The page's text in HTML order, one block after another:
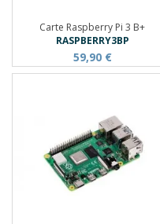
Carte Raspberry Pi 3 B+
RASPBERRY3BP
59,90 €